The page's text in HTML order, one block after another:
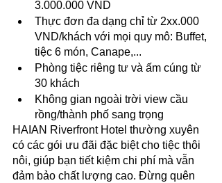
3.000.000 VND
Thực đơn đa dạng chỉ từ 2xx.000
VND/khách với mọi quy mô: Buffet,
tiệc 6 món, Canape,...
Phòng tiệc riêng tư và ấm cúng từ
30 khách
Không gian ngoài trời view cầu
rồng/thành phố sang trọng
HAIAN Riverfront Hotel thường xuyên
có các gói ưu đãi đặc biệt cho tiệc thôi
nôi, giúp bạn tiết kiệm chi phí mà vẫn
đảm bảo chất lượng cao. Đừng quên